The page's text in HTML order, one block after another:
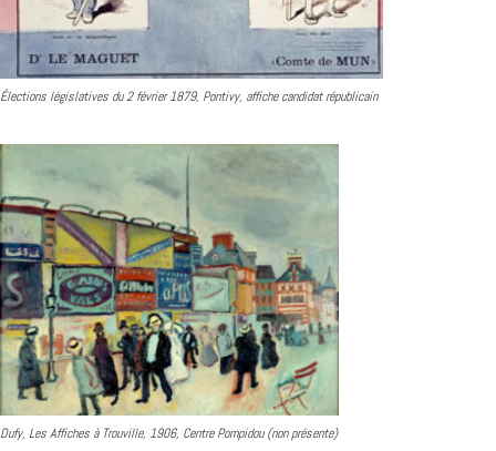
Élections législatives du 2 février 1879, Pontivy, affiche candidat républicain
Dufy, Les Affiches à Trouville, 1906, Centre Pompidou (non présente)